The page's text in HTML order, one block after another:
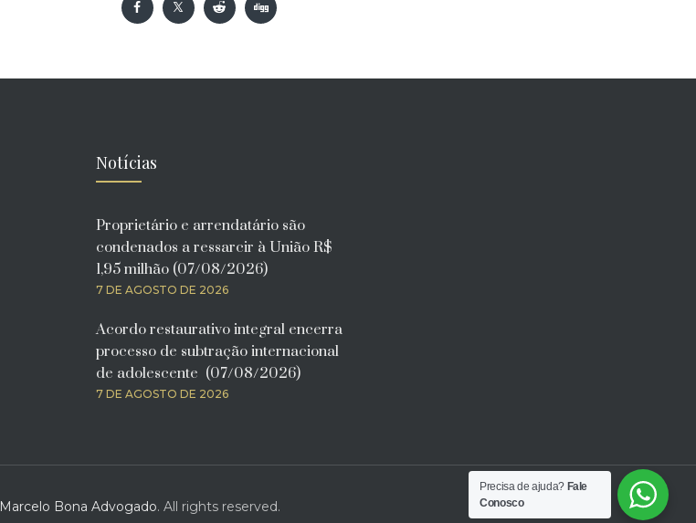
Notícias
Proprietário e arrendatário são
condenados a ressarcir à União R$
1,95 milhão (07/08/2026)
7 DE AGOSTO DE 2026
Acordo restaurativo integral encerra
processo de subtração internacional
de adolescente (07/08/2026)
7 DE AGOSTO DE 2026
Marcelo Bona Advogado. All rights reserved.
Precisa de ajuda? Fale
Conosco